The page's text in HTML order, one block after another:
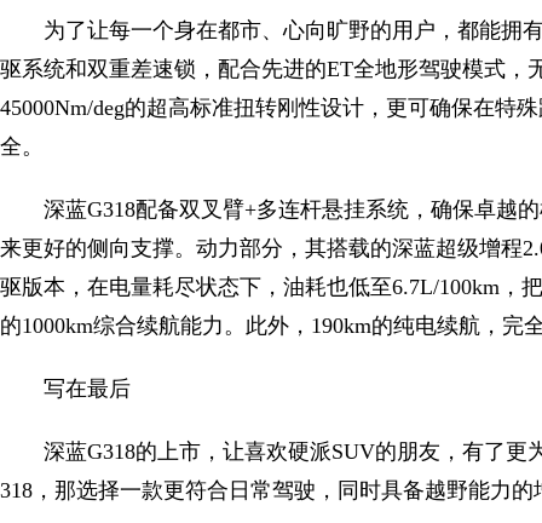
为了让每一个身在都市、心向旷野的用户，都能拥
驱系统和双重差速锁，配合先进的ET全地形驾驶模式
45000Nm/deg的超高标准扭转刚性设计，更可确保在特
全。
深蓝G318配备双叉臂+多连杆悬挂系统，确保卓越
来更好的侧向支撑。动力部分，其搭载的深蓝超级增程
驱版本，在电量耗尽状态下，油耗也低至6.7L/100km，
的1000km综合续航能力。此外，190km的纯电续航，完
写在最后
深蓝G318的上市，让喜欢硬派SUV的朋友，有了
318，那选择一款更符合日常驾驶，同时具备越野能力